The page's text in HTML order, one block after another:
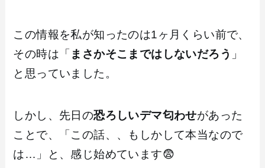
この情報を私が知ったのは1ヶ月くらい前で、
その時は「 まさかそこまではしないだろう 」
と思っていました。
しかし、先日の恐ろしいデマ匂わせがあった
ことで、「この話、、もしかして本当なので
は…」と、感じ始めています😨